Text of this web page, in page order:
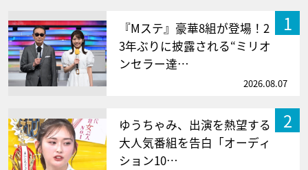
1
『Mステ』豪華8組が登場！2
3年ぶりに披露される“ミリオ
ンセラー達…
2026.08.07
2
ゆうちゃみ、出演を熱望する
大人気番組を告白「オーディ
ション10…